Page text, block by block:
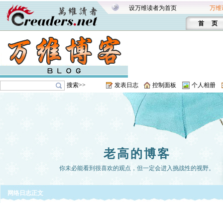
设万维读者为首页 万维
首 页
搜索>> 发表日志 控制面板 个人相册
老高的博客
你未必能看到很喜欢的观点，但一定会进入挑战性的视野。
网络日志正文